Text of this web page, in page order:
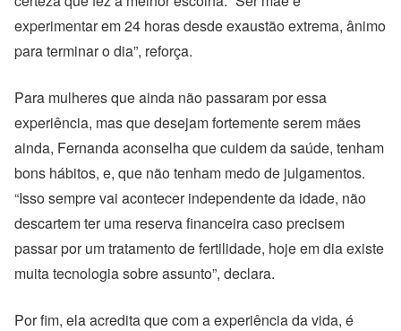
experimentar em 24 horas desde exaustão extrema, ânimo
para terminar o dia”, reforça.
Para mulheres que ainda não passaram por essa
experiência, mas que desejam fortemente serem mães
ainda, Fernanda aconselha que cuidem da saúde, tenham
bons hábitos, e, que não tenham medo de julgamentos.
“Isso sempre vai acontecer independente da idade, não
descartem ter uma reserva financeira caso precisem
passar por um tratamento de fertilidade, hoje em dia existe
muita tecnologia sobre assunto”, declara.
Por fim, ela acredita que com a experiência da vida, é